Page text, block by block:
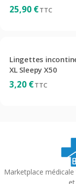
25,90 €TTC
Lingettes
XL Sleepy X50
3,20 €TTC
Marketplace